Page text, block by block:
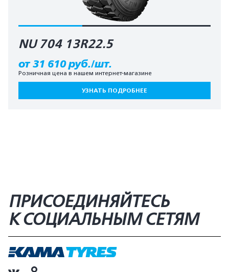
NU 704 13R22.5
от 31 610 руб./шт.
Розничная цена в нашем интернет-магазине
УЗНАТЬ ПОДРОБНЕЕ
ПРИСОЕДИНЯЙТЕСЬ
К СОЦИАЛЬНЫМ СЕТЯМ